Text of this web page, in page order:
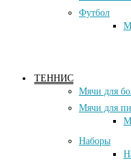
Футбол
ТЕННИС
Мячи для
Мячи для
Наборы